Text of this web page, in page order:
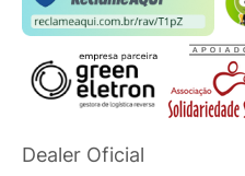
Dealer Oficial